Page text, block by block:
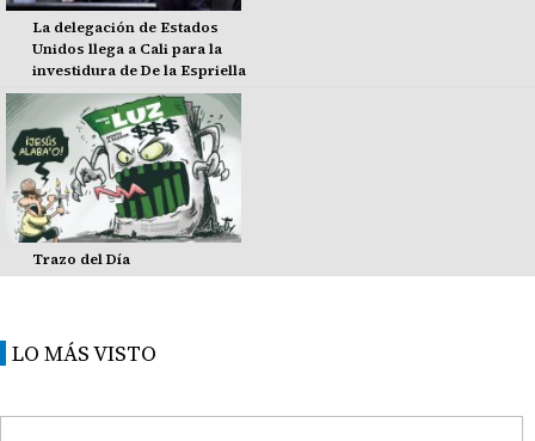
La delegación de Estados
Unidos llega a Cali para la
investidura de De la Espriella
Trazo del Día
LO MÁS VISTO